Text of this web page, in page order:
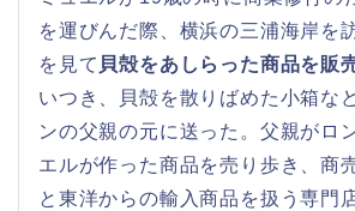
を運びんだ際、横浜の三浦海岸を
を見て 貝殻をあしらった商品を販
いつき、貝殻を散りばめた小箱な
ンの父親の元に送った。父親がロ
エルが作った商品を売り歩き、商
と東洋からの輸入商品を扱う専門